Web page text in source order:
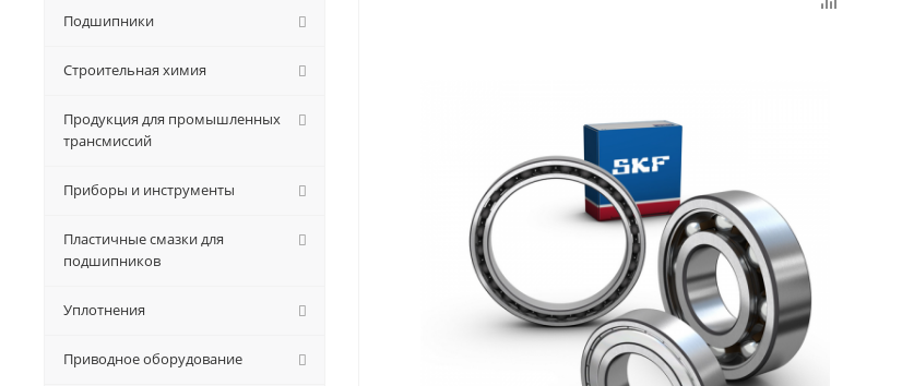
Подшипники
Строительная химия
Продукция для промышленных
трансмиссий
Приборы и инструменты
Пластичные смазки для
подшипников
Уплотнения
Приводное оборудование